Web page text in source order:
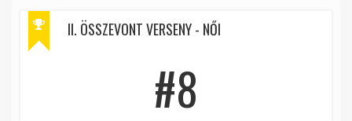
II. ÖSSZEVONT VERSENY - NŐI
#8